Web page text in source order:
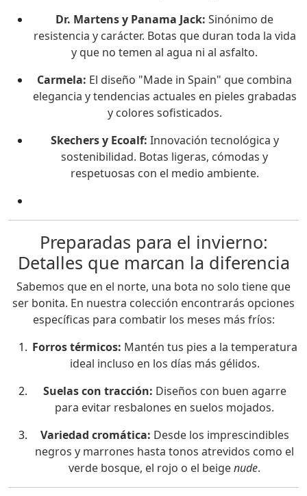
Dr. Martens y Panama Jack: Sinónimo de
resistencia y carácter. Botas que duran toda la vida
y que no temen al agua ni al asfalto.
Carmela: El diseño "Made in Spain" que combina
elegancia y tendencias actuales en pieles grabadas
y colores sofisticados.
Skechers y Ecoalf: Innovación tecnológica y
sostenibilidad. Botas ligeras, cómodas y
respetuosas con el medio ambiente.
Preparadas para el invierno:
Detalles que marcan la diferencia
Sabemos que en el norte, una bota no solo tiene que
ser bonita. En nuestra colección encontrarás opciones
específicas para combatir los meses más fríos:
Forros térmicos: Mantén tus pies a la temperatura
ideal incluso en los días más gélidos.
Suelas con tracción: Diseños con buen agarre
para evitar resbalones en suelos mojados.
Variedad cromática: Desde los imprescindibles
negros y marrones hasta tonos atrevidos como el
verde bosque, el rojo o el beigenude.